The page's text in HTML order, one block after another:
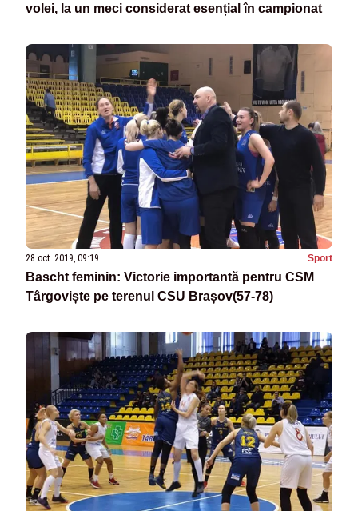
volei, la un meci considerat esențial în campionat
28 oct. 2019, 09:19 Sport
Bascht feminin: Victorie importantă pentru CSM
Târgoviște pe terenul CSU Brașov(57-78)